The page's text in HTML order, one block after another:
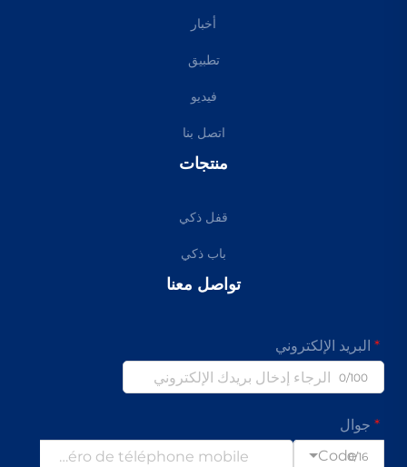
أخبار
تطبيق
فيديو
اتصل بنا
منتجات
قفل ذكي
باب ذكي
تواصل معنا
البريد الإلكتروني
0/100
جوال
Code0/16